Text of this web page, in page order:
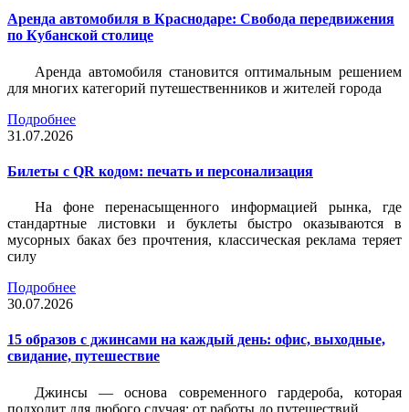
Аренда автомобиля в Краснодаре: Свобода передвижения
по Кубанской столице
Аренда автомобиля становится оптимальным решением
для многих категорий путешественников и жителей города
Подробнее
31.07.2026
Билеты c QR кодом: печать и персонализация
На фоне перенасыщенного информацией рынка, где
стандартные листовки и буклеты быстро оказываются в
мусорных баках без прочтения, классическая реклама теряет
силу
Подробнее
30.07.2026
15 образов с джинсами на каждый день: офис, выходные,
свидание, путешествие
Джинсы — основа современного гардероба, которая
подходит для любого случая: от работы до путешествий